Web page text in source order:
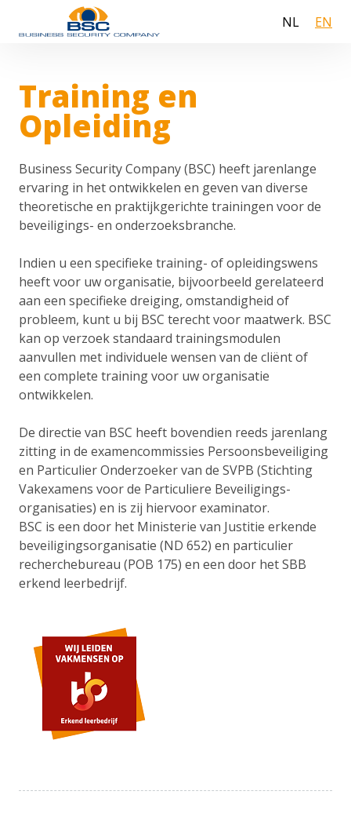
NL EN
Training en
Opleiding
Business Security Company (BSC) heeft jarenlange
ervaring in het ontwikkelen en geven van diverse
theoretische en praktijkgerichte trainingen voor de
beveiligings- en onderzoeksbranche.
Indien u een specifieke training- of opleidingswens
heeft voor uw organisatie, bijvoorbeeld gerelateerd
aan een specifieke dreiging, omstandigheid of
probleem, kunt u bij BSC terecht voor maatwerk. BSC
kan op verzoek standaard trainingsmodulen
aanvullen met individuele wensen van de cliënt of
een complete training voor uw organisatie
ontwikkelen.
De directie van BSC heeft bovendien reeds jarenlang
zitting in de examencommissies Persoonsbeveiliging
en Particulier Onderzoeker van de SVPB (Stichting
Vakexamens voor de Particuliere Beveiligings-
organisaties) en is zij hiervoor examinator.
BSC is een door het Ministerie van Justitie erkende
beveiligingsorganisatie (ND 652) en particulier
recherchebureau (POB 175) en een door het SBB
erkend leerbedrijf.